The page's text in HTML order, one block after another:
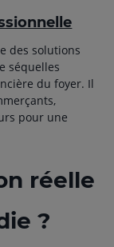
des solutions
séquelles
du foyer. Il
pour une
réelle
?